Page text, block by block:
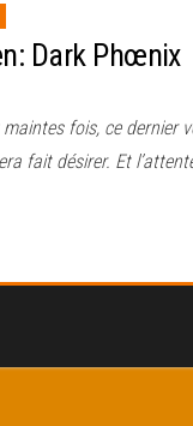
Dark Phœnix
fois, ce dernier
fait désirer. Et